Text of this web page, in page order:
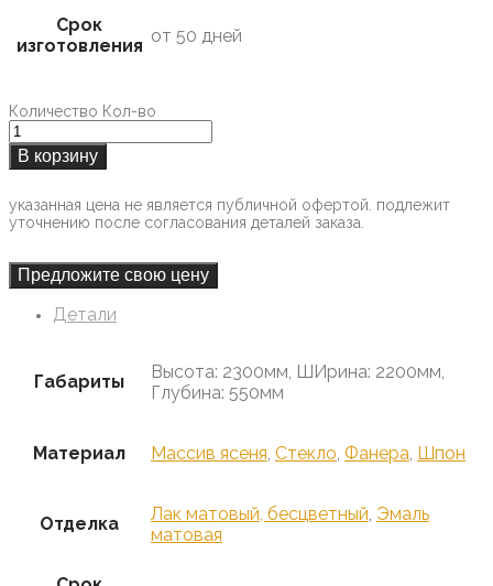
Срок
изготовления от 50 дней
Количество Кол-во
В корзину
указанная цена не является публичной офертой. подлежит
уточнению после согласования деталей заказа.
Предложите свою цену
Детали
Габариты
Высота: 2300мм, ШИрина: 2200мм,
Глубина: 550мм
Материал Массив ясеня Стекло Фанера Шпон
Отделка Лак матовый, бесцветный Эмаль
матовая